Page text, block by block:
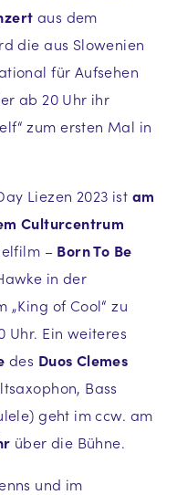
aus dem
die aus Slowenien
für Aufsehen
ab 20 Uhr ihr
zum ersten Mal in
Liezen 2023 ist am
Culturcentrum
– Born To Be
in der
„King of Cool“ zu
Uhr. Ein weiteres
des Duos Clemes
Bass
geht im ccw. am
über die Bühne.
und im